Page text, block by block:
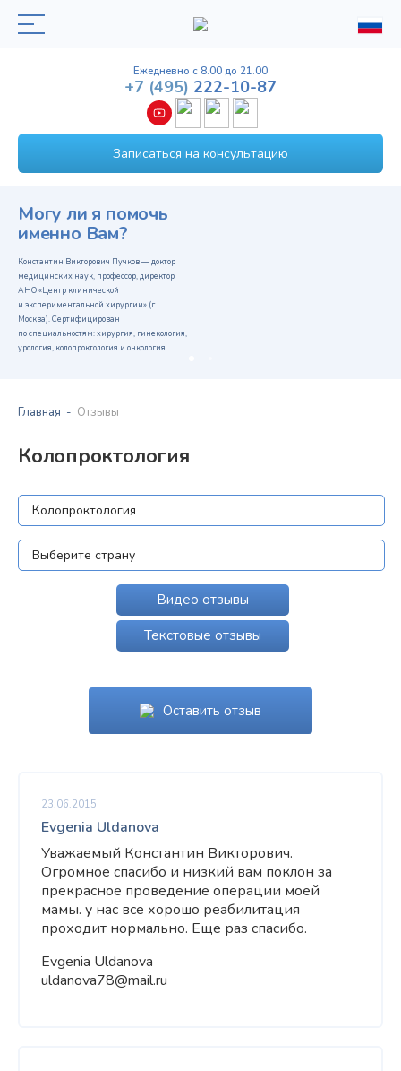
Ежедневно с 8.00 до 21.00
Записаться на консультацию
+7 (495) 222-10-87
Могу ли я помочь
именно Вам?
Константин Викторович Пучков — доктор
медицинских наук, профессор, директор
АНО «Центр клинической
и экспериментальной хирургии» (г.
Москва). Сертифицирован
по специальностям: хирургия, гинекология,
урология, колопроктология и онкология
Главная Отзывы
Колопроктология
Видео отзывы
Текстовые отзывы
Оставить отзыв
23.06.2015
Evgenia Uldanova
Уважаемый Константин Викторович.
Огромное спасибо и низкий вам поклон за
прекрасное проведение операции моей
мамы. у нас все хорошо реабилитация
проходит нормально. Еще раз спасибо.
Evgenia Uldanova
uldanova78@mail.ru